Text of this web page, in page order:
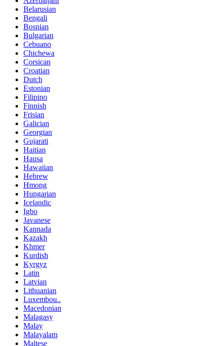
Belarusian
Bengali
Bosnian
Bulgarian
Cebuano
Chichewa
Corsican
Croatian
Dutch
Estonian
Filipino
Finnish
Frisian
Galician
Georgian
Gujarati
Haitian
Hausa
Hawaiian
Hebrew
Hmong
Hungarian
Icelandic
Igbo
Javanese
Kannada
Kazakh
Khmer
Kurdish
Kyrgyz
Latin
Latvian
Lithuanian
Luxembou..
Macedonian
Malagasy
Malay
Malayalam
Maltese